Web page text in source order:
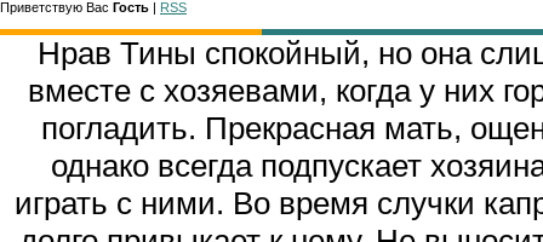
Приветствую Вас Гость | RSS
Нрав Тины спокойный, но она
вместе с хозяевами, когда у них
погладить. Прекрасная мать,
однако всегда подпускает
играть с ними. Во время случки